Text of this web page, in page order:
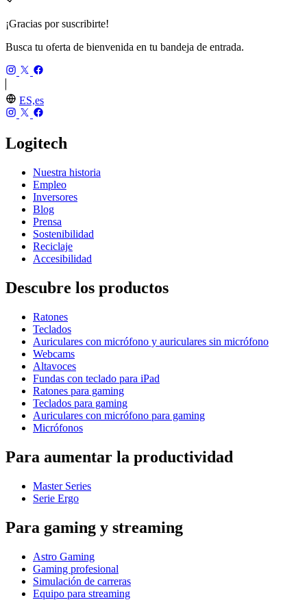
¡Gracias por suscribirte!
Busca tu oferta de bienvenida en tu bandeja de entrada.
ES,es
Logitech
Nuestra historia
Empleo
Inversores
Blog
Prensa
Sostenibilidad
Reciclaje
Accesibilidad
Descubre los productos
Ratones
Teclados
Auriculares con micrófono y auriculares sin micrófono
Webcams
Altavoces
Fundas con teclado para iPad
Ratones para gaming
Teclados para gaming
Auriculares con micrófono para gaming
Micrófonos
Para aumentar la productividad
Master Series
Serie Ergo
Para gaming y streaming
Astro Gaming
Gaming profesional
Simulación de carreras
Equipo para streaming